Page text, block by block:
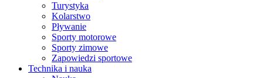
Turystyka
Kolarstwo
Pływanie
Sporty motorowe
Sporty zimowe
Zapowiedzi sportowe
Technika i nauka